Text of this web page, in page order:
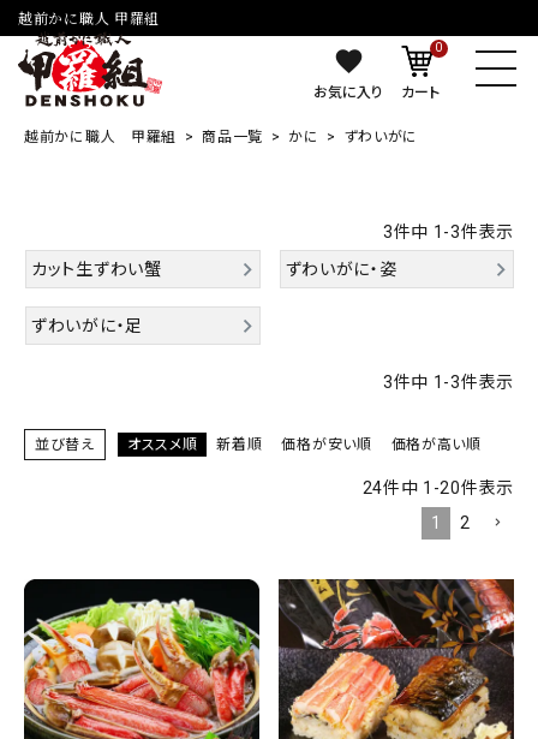
越前かに職人 甲羅組
お気に入り
0
カート
越前かに職人 甲羅組 商品一覧 かに ずわいがに
3件中 1 -3件表示
カット生ずわい蟹
ずわいがに・姿
ずわいがに・足
3件中 1 -3件表示
並び替え オススメ順 新着順 価格が安い順 価格が高い順
24件中 1 -20件表示
1
2